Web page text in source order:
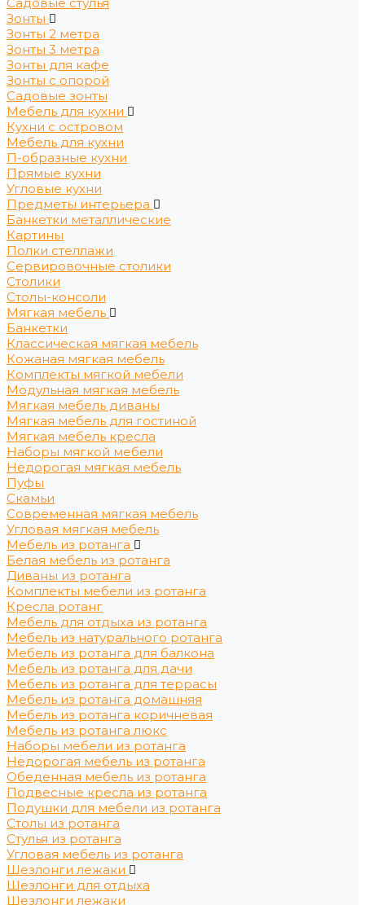
Зонты
Зонты 2 метра
Зонты 3 метра
Зонты для кафе
Зонты с опорой
Садовые зонты
Мебель для кухни
Кухни с островом
Мебель для кухни
П-образные кухни
Прямые кухни
Угловые кухни
Предметы интерьера
Банкетки металлические
Картины
Полки стеллажи
Сервировочные столики
Столики
Столы-консоли
Мягкая мебель
Банкетки
Классическая мягкая мебель
Кожаная мягкая мебель
Комплекты мягкой мебели
Модульная мягкая мебель
Мягкая мебель диваны
Мягкая мебель для гостиной
Мягкая мебель кресла
Наборы мягкой мебели
Недорогая мягкая мебель
Пуфы
Скамьи
Современная мягкая мебель
Угловая мягкая мебель
Мебель из ротанга
Белая мебель из ротанга
Диваны из ротанга
Комплекты мебели из ротанга
Кресла ротанг
Мебель для отдыха из ротанга
Мебель из натурального ротанга
Мебель из ротанга для балкона
Мебель из ротанга для дачи
Мебель из ротанга для террасы
Мебель из ротанга домашняя
Мебель из ротанга коричневая
Мебель из ротанга люкс
Наборы мебели из ротанга
Недорогая мебель из ротанга
Обеденная мебель из ротанга
Подвесные кресла из ротанга
Подушки для мебели из ротанга
Столы из ротанга
Стулья из ротанга
Угловая мебель из ротанга
Шезлонги лежаки
Шезлонги для отдыха
Шезлонги лежаки